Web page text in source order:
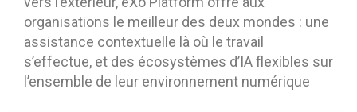
organisations le meilleur des deux mondes : une
assistance contextuelle là où le travail
s’effectue, et des écosystèmes d’IA flexibles sur
l’ensemble de leur environnement numérique